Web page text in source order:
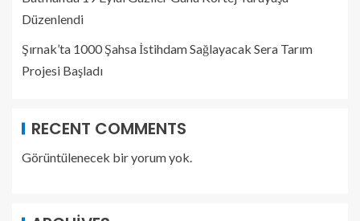
Düzenlendi
Şırnak’ta 1000 Şahsa İstihdam Sağlayacak Sera Tarım
Projesi Başladı
RECENT COMMENTS
Görüntülenecek bir yorum yok.